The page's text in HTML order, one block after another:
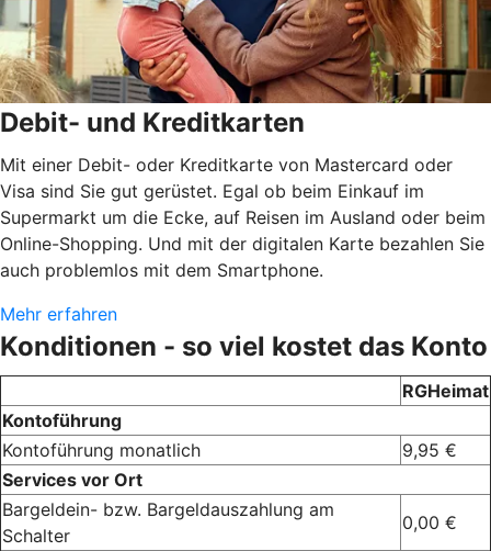
Debit- und Kreditkarten
Mit einer Debit- oder Kreditkarte von Mastercard oder
Visa sind Sie gut gerüstet. Egal ob beim Einkauf im
Supermarkt um die Ecke, auf Reisen im Ausland oder beim
Online-Shopping. Und mit der digitalen Karte bezahlen Sie
auch problemlos mit dem Smartphone.
Mehr erfahren
Konditionen - so viel kostet das Konto
RGHeimat
Kontoführung
Kontoführung monatlich
9,95 €
Services vor Ort
Bargeldein- bzw. Bargeldauszahlung am
Schalter
0,00 €